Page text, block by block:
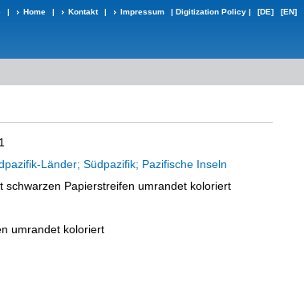
| Home | Kontakt | Impressum | Digitization Policy | [DE] [EN]
Länder; Südpazifik; Pazifische Inseln
schwarzen Papierstreifen umrandet koloriert
umrandet koloriert